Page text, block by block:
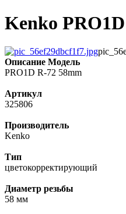
Kenko
Описание Модель
PRO1D R-72 58mm
Артикул
325806
Производитель
Kenko
Тип
цветокорректирующий
Диаметр резьбы
58 мм